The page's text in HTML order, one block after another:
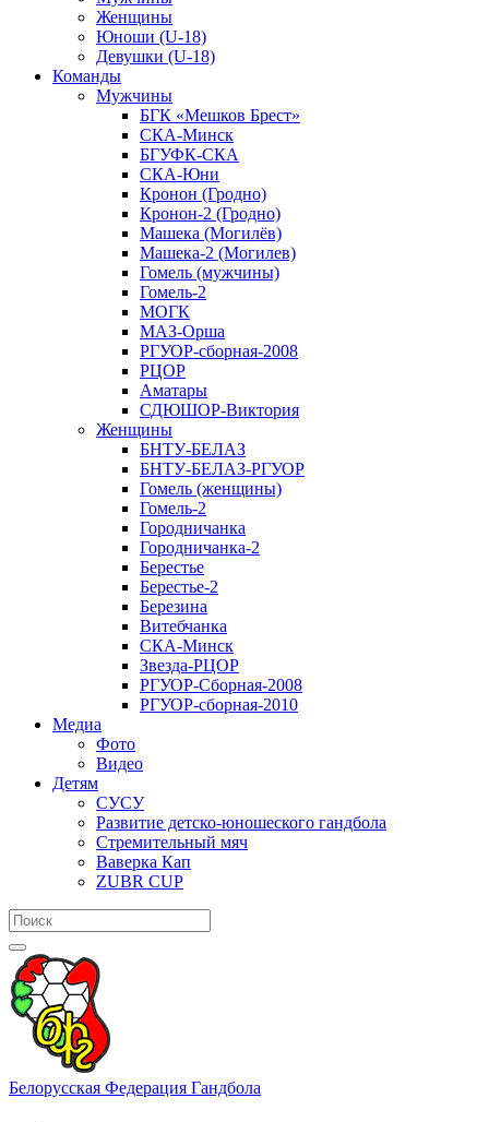
Женщины
Юноши (U-18)
Девушки (U-18)
Команды
Мужчины
БГК «Мешков Брест»
СКА-Минск
БГУФК-СКА
СКА-Юни
Кронон (Гродно)
Кронон-2 (Гродно)
Машека (Могилёв)
Машека-2 (Могилев)
Гомель (мужчины)
Гомель-2
МОГК
МАЗ-Орша
РГУОР-сборная-2008
РЦОР
Аматары
СДЮШОР-Виктория
Женщины
БНТУ-БЕЛАЗ
БНТУ-БЕЛАЗ-РГУОР
Гомель (женщины)
Гомель-2
Городничанка
Городничанка-2
Берестье
Берестье-2
Березина
Витебчанка
СКА-Минск
Звезда-РЦОР
РГУОР-Сборная-2008
РГУОР-сборная-2010
Медиа
Фото
Видео
Детям
СУСУ
Развитие детско-юношеского гандбола
Стремительный мяч
Ваверка Кап
ZUBR CUP
Белорусская Федерация Гандбола